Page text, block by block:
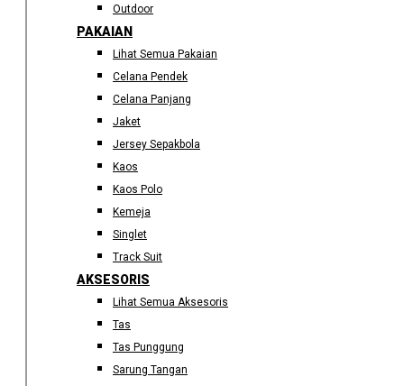
Outdoor
PAKAIAN
Lihat Semua Pakaian
Celana Pendek
Celana Panjang
Jaket
Jersey Sepakbola
Kaos
Kaos Polo
Kemeja
Singlet
Track Suit
AKSESORIS
Lihat Semua Aksesoris
Tas
Tas Punggung
Sarung Tangan